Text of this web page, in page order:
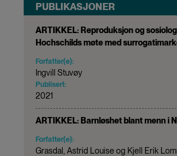
PUBLIKASJONER
ARTIKKEL: Reproduksjon og
Hochschilds møte med
Forfatter(e):
Ingvill Stuvøy
Publisert:
2021
ARTIKKEL: Barnløshet blant menn i
Forfatter(e):
Grasdal, Astrid Louise og Kjell Erik